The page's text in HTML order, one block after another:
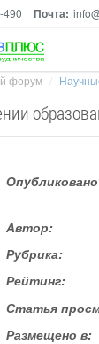
490 Почта:
форум
Автор:
Рубрика:
Рейтинг:
Статья
Размещено в: